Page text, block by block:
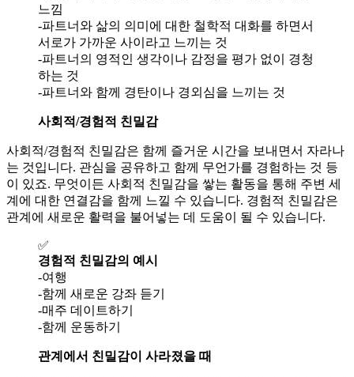
느낌
-파트너와 삶의 의미에 대한 철학적 대화를 하면서
서로가 가까운 사이라고 느끼는 것
-파트너의 영적인 생각이나 감정을 평가 없이 경청
하는 것
-파트너와 함께 경탄이나 경외심을 느끼는 것
사회적/경험적 친밀감
사회적/경험적 친밀감은 함께 즐거운 시간을 보내면서 자라나
는 것입니다. 관심을 공유하고 함께 무언가를 경험하는 것 등
이 있죠. 무엇이든 사회적 친밀감을 쌓는 활동을 통해 주변 세
계에 대한 연결감을 함께 느낄 수 있습니다. 경험적 친밀감은
관계에 새로운 활력을 불어넣는 데 도움이 될 수 있습니다.
✅
경험적 친밀감의 예시
-여행
-함께 새로운 강좌 듣기
-매주 데이트하기
-함께 운동하기
관계에서 친밀감이 사라졌을 때